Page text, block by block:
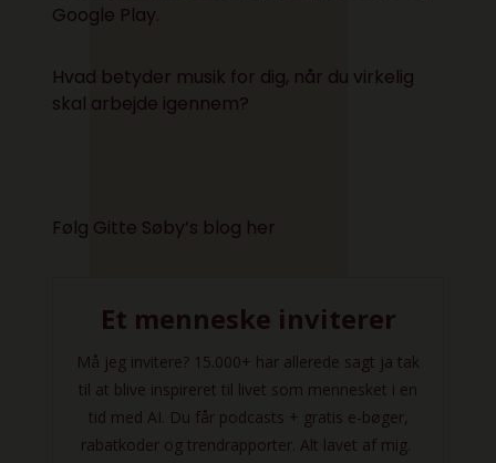
Google Play.
Hvad betyder musik for dig, når du virkelig
skal arbejde igennem?
Følg Gitte Søby’s blog her